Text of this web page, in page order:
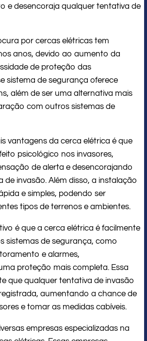
e desencoraja qualquer tentativa de
por cercas elétricas tem
anos, devido ao aumento da
de proteção das
sistema de segurança oferece
além de ser uma alternativa mais
com outros sistemas de
vantagens da cerca elétrica é que
psicológico nos invasores,
de alerta e desencorajando
de invasão. Além disso, a instalação
e simples, podendo ser
tipos de terrenos e ambientes.
é que a cerca elétrica é facilmente
sistemas de segurança, como
e alarmes,
proteção mais completa. Essa
que qualquer tentativa de invasão
aumentando a chance de
e tomar as medidas cabíveis.
empresas especializadas na